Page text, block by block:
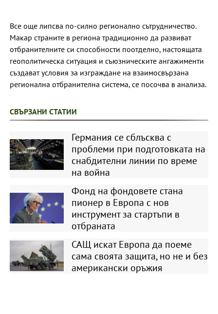
Все още липсва по-силно регионално сътрудничество.
Макар страните в региона традиционно да развиват
отбранителните си способности поотделно, настоящата
геополитическа ситуация и съюзническите ангажименти
създават условия за изграждане на взаимосвързана
регионална отбранителна система, се посочва в анализа.
СВЪРЗАНИ СТАТИИ
Германия се сблъсква с
проблеми при подготовката на
снабдителни линии по време
на война
Фонд на фондовете стана
пионер в Европа с нов
инструмент за стартъпи в
отбраната
САЩ искат Европа да поеме
сама своята защита, но не и без
американски оръжия